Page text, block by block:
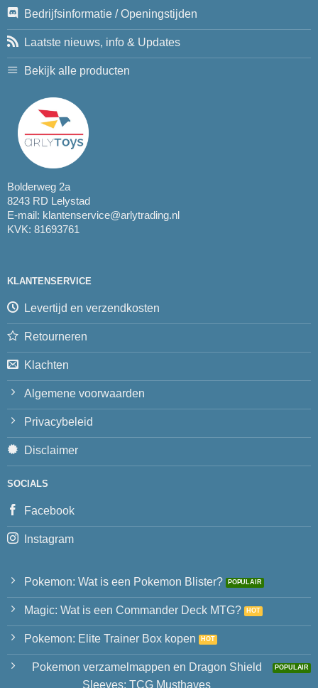
Bedrijfsinformatie / Openingstijden
Laatste nieuws, info & Updates
Bekijk alle producten
Bolderweg 2a
8243 RD Lelystad
E-mail: klantenservice@arlytrading.nl
KVK: 81693761
KLANTENSERVICE
Levertijd en verzendkosten
Retourneren
Klachten
Algemene voorwaarden
Privacybeleid
Disclaimer
SOCIALS
Facebook
Instagram
Pokemon: Wat is een Pokemon Blister?
Magic: Wat is een Commander Deck MTG?
Pokemon: Elite Trainer Box kopen
Pokemon verzamelmappen en Dragon Shield
Sleeves: TCG Musthaves